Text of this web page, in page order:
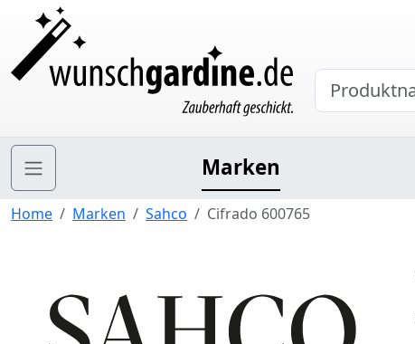
Marken
Home Marken Sahco Cifrado 600765